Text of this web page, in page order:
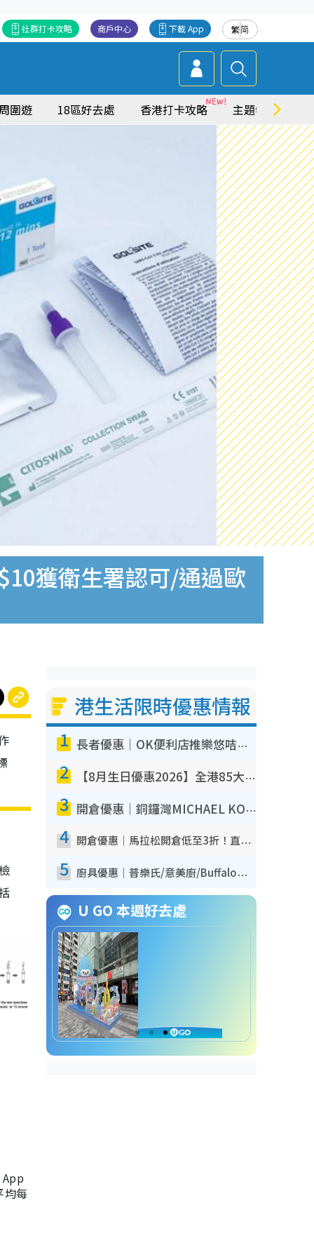
繁简
下載 App
商戶中心
社群打卡攻略
圍遊 18區好去處 香港打卡攻略 主題特集
獲衛生署認可/通過歐
均每
港生活限時優惠情報
1 長者優惠｜OK便利店推樂悠咭優惠！買麵包/牛奶/保健品拍卡即減
2 【8月生日優惠2026】全港85大食買玩著數攻略 自助餐/火鍋放題同行免費＋誠品/DONKI送現金券
3 開倉優惠｜銅鑼灣MICHAEL KORS開倉低至17折！直擊$500起買手袋/銀包/鞋款 必買經典Jet Set系列
4 開倉優惠｜馬拉松開倉低至3折！直擊$99起買adidas／New Balance／Puma鞋款 STANLEY保溫杯劈價至$119起
5 廚具優惠｜普樂氏/意美廚/Buffalo廚具低至3折！$89起買煎鍋／炒鑊／個人鍋 同場小家電激減至$99起
U GO 本週好去處